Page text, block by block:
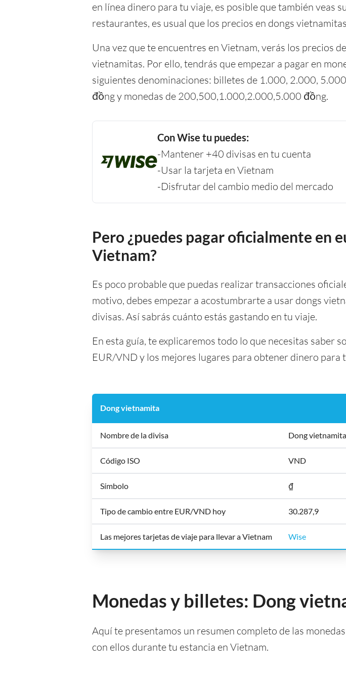
en línea dinero para tu viaje, es posible que también veas
restaurantes, es usual que los precios en dongs
Una vez que te encuentres en Vietnam, verás los precios
vietnamitas. Por ello, tendrás que empezar a pagar en
siguientes denominaciones: billetes de 1.000, 2.000,
đồng y monedas de 200,500,1.000,2.000,5.000 đồng.
Con Wise tu puedes:
-Mantener +40 divisas en tu cuenta
-Usar la tarjeta en Vietnam
-Disfrutar del cambio medio del mercado
Pero ¿puedes pagar oficialmente en
Vietnam?
Es poco probable que puedas realizar transacciones
motivo, debes empezar a acostumbrarte a usar dongs
divisas. Así sabrás cuánto estás gastando en tu viaje.
En esta guía, te explicaremos todo lo que necesitas saber
EUR/VND y los mejores lugares para obtener dinero para
Dong vietnamita
Nombre de la divisa Dong vietnamita
Código ISO VND
Símbolo ₫
Tipo de cambio entre EUR/VND hoy 30.287,9
Las mejores tarjetas de viaje para llevar a Vietnam Wise
Monedas y billetes: Dong
Aquí te presentamos un resumen completo de las
con ellos durante tu estancia en Vietnam.